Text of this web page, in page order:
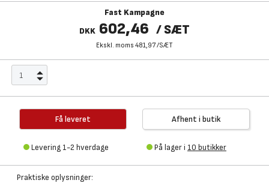
Fast Kampagne
DKK 602,46 /SÆT
Ekskl. moms 481,97/SÆT
Få leveret
Levering 1-2 hverdage
Afhent i butik
På lager i 10 butikker
Praktiske oplysninger: